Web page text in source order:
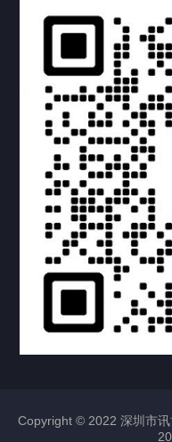
提交您的需求，
Copyright © 2022 深圳市